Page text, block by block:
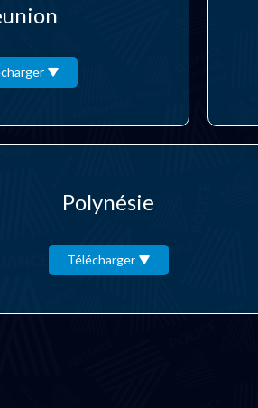
Polynésie
Télécharger